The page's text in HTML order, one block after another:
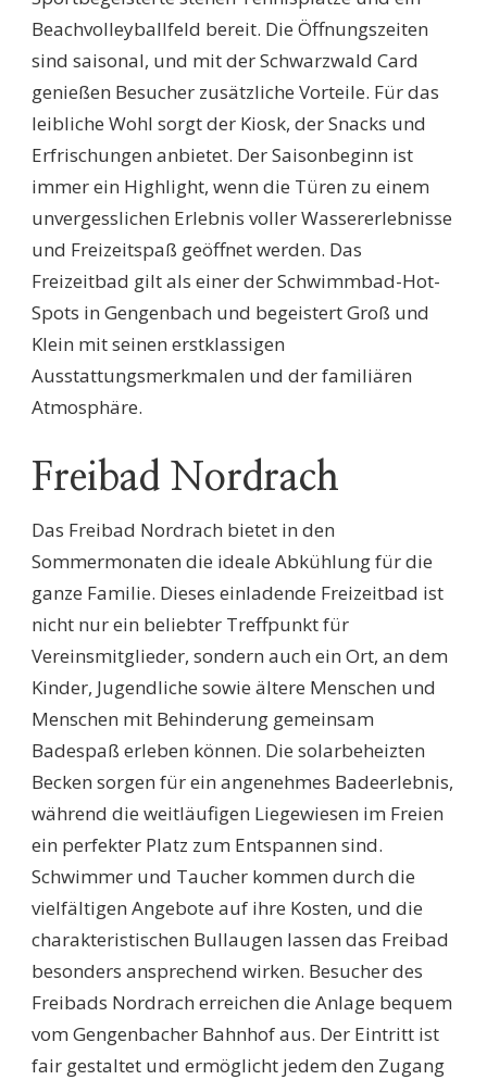
Beachvolleyballfeld bereit. Die Öffnungszeiten
sind saisonal, und mit der Schwarzwald Card
genießen Besucher zusätzliche Vorteile. Für das
leibliche Wohl sorgt der Kiosk, der Snacks und
Erfrischungen anbietet. Der Saisonbeginn ist
immer ein Highlight, wenn die Türen zu einem
unvergesslichen Erlebnis voller Wassererlebnisse
und Freizeitspaß geöffnet werden. Das
Freizeitbad gilt als einer der Schwimmbad-Hot-
Spots in Gengenbach und begeistert Groß und
Klein mit seinen erstklassigen
Ausstattungsmerkmalen und der familiären
Atmosphäre.
Freibad Nordrach
Das Freibad Nordrach bietet in den
Sommermonaten die ideale Abkühlung für die
ganze Familie. Dieses einladende Freizeitbad ist
nicht nur ein beliebter Treffpunkt für
Vereinsmitglieder, sondern auch ein Ort, an dem
Kinder, Jugendliche sowie ältere Menschen und
Menschen mit Behinderung gemeinsam
Badespaß erleben können. Die solarbeheizten
Becken sorgen für ein angenehmes Badeerlebnis,
während die weitläufigen Liegewiesen im Freien
ein perfekter Platz zum Entspannen sind.
Schwimmer und Taucher kommen durch die
vielfältigen Angebote auf ihre Kosten, und die
charakteristischen Bullaugen lassen das Freibad
besonders ansprechend wirken. Besucher des
Freibads Nordrach erreichen die Anlage bequem
vom Gengenbacher Bahnhof aus. Der Eintritt ist
fair gestaltet und ermöglicht jedem den Zugang